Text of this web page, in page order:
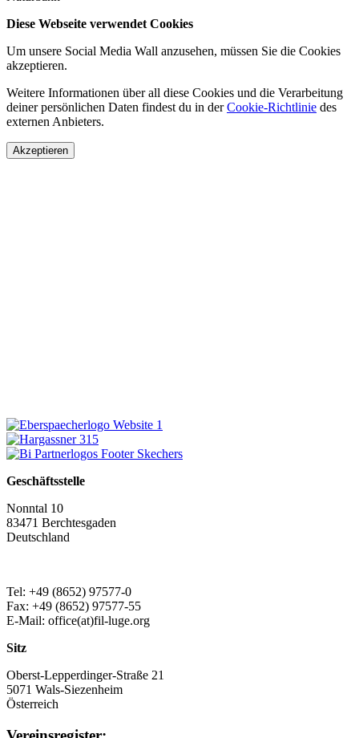
Diese Webseite verwendet Cookies
Um unsere Social Media Wall anzusehen, müssen Sie die Cookies
akzeptieren.
Weitere Informationen über all diese Cookies und die Verarbeitung
deiner persönlichen Daten findest du in derCookie-Richtlinie des
externen Anbieters.
Akzeptieren
Geschäftsstelle
Nonntal 10
83471 Berchtesgaden
Deutschland
Tel: +49 (8652) 97577-0
Fax: +49 (8652) 97577-55
E-Mail: office(at)fil-luge.org
Sitz
Oberst-Lepperdinger-Straße 21
5071 Wals-Siezenheim
Österreich